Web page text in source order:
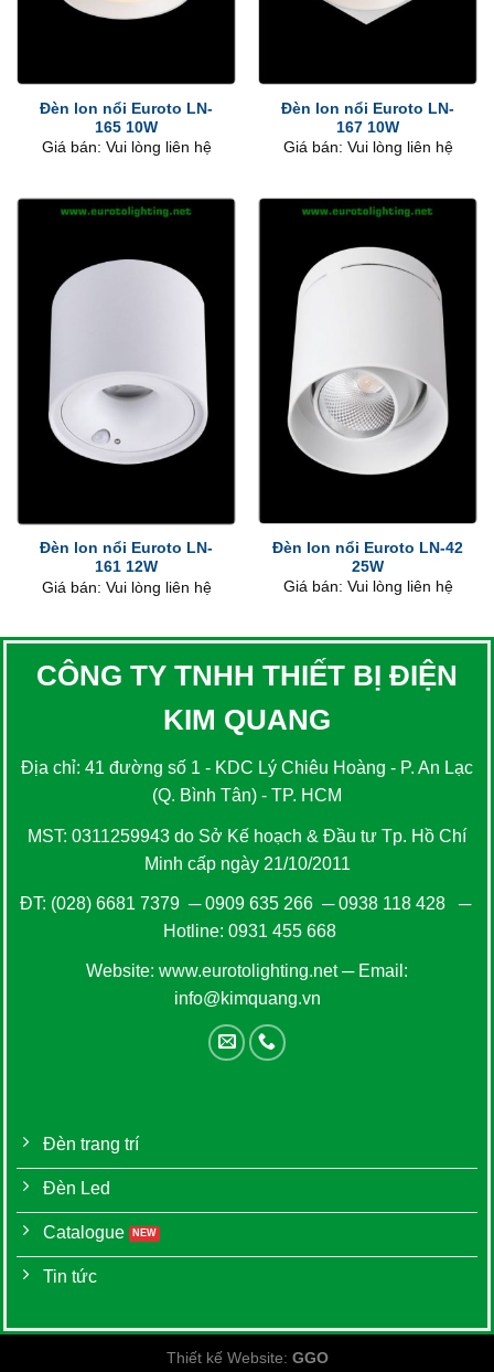
Đèn lon nổi Euroto LN-
165 10W
Giá bán: Vui lòng liên hệ
Đèn lon nổi Euroto LN-
167 10W
Giá bán: Vui lòng liên hệ
Đèn lon nổi Euroto LN-
161 12W
Giá bán: Vui lòng liên hệ
Đèn lon nổi Euroto LN-42
25W
Giá bán: Vui lòng liên hệ
CÔNG TY TNHH THIẾT BỊ ĐIỆN
KIM QUANG
Địa chỉ: 41 đường số 1 - KDC Lý Chiêu Hoàng - P. An Lạc
(Q. Bình Tân) - TP. HCM
MST: 0311259943 do Sở Kế hoạch & Đầu tư Tp. Hồ Chí
Minh cấp ngày 21/10/2011
ĐT: (028) 6681 7379 ─0909 635 266─0938 118 428─
Hotline: 0931 455 668
Website: www.eurotolighting.net─ Email:
info@kimquang.vn
Đèn trang trí
Đèn Led
Catalogue
Tin tức
Thiết kế Website: GGO